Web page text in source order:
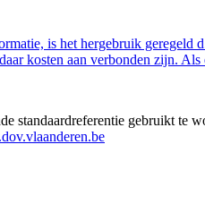
is het hergebruik
kosten aan verbonden zijn.
standaardreferentie gebruikt te